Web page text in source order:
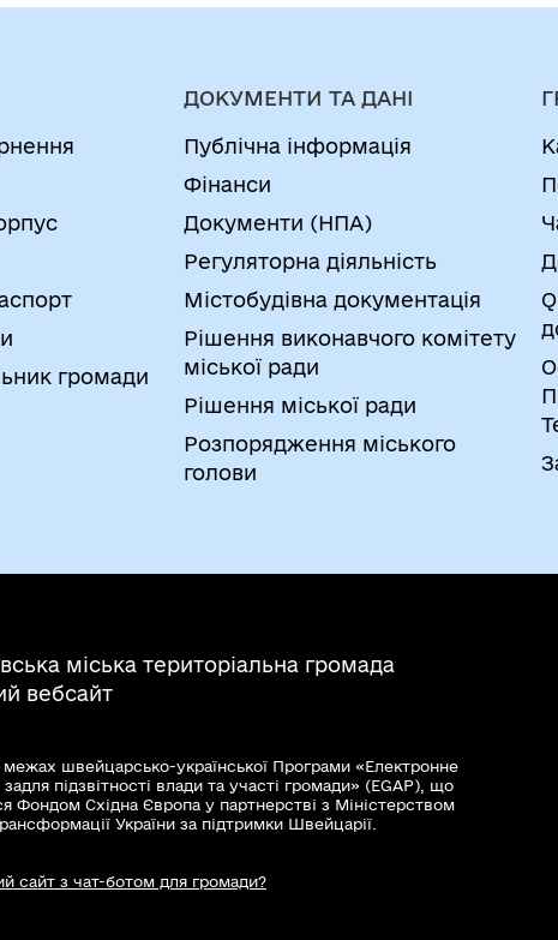
громади
ДОКУМЕНТИ ТА ДАНІ
Публічна інформація
Фінанси
Документи (НПА)
Регуляторна діяльність
Містобудівна документація
Рішення виконавчого комітету
міської ради
Рішення міської ради
Розпорядження міського
голови
міська територіальна громада
вебсайт
швейцарсько-української Програми «Електронне
підзвітності влади та участі громади» (EGAP), що
Фондом Східна Європа у партнерстві з Міністерством
України за підтримки Швейцарії.
сайт з чат-ботом для громади?